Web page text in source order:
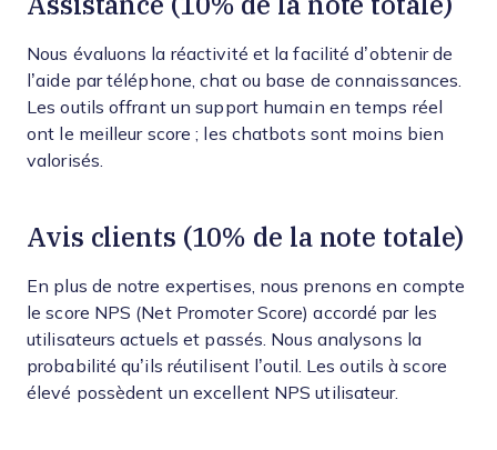
Nous évaluons la réactivité et la facilité d’obtenir de
l’aide par téléphone, chat ou base de connaissances.
Les outils offrant un support humain en temps réel
ont le meilleur score ; les chatbots sont moins bien
valorisés.
Avis clients (10% de la note totale)
En plus de notre expertises, nous prenons en compte
le score NPS (Net Promoter Score) accordé par les
utilisateurs actuels et passés. Nous analysons la
probabilité qu’ils réutilisent l’outil. Les outils à score
élevé possèdent un excellent NPS utilisateur.